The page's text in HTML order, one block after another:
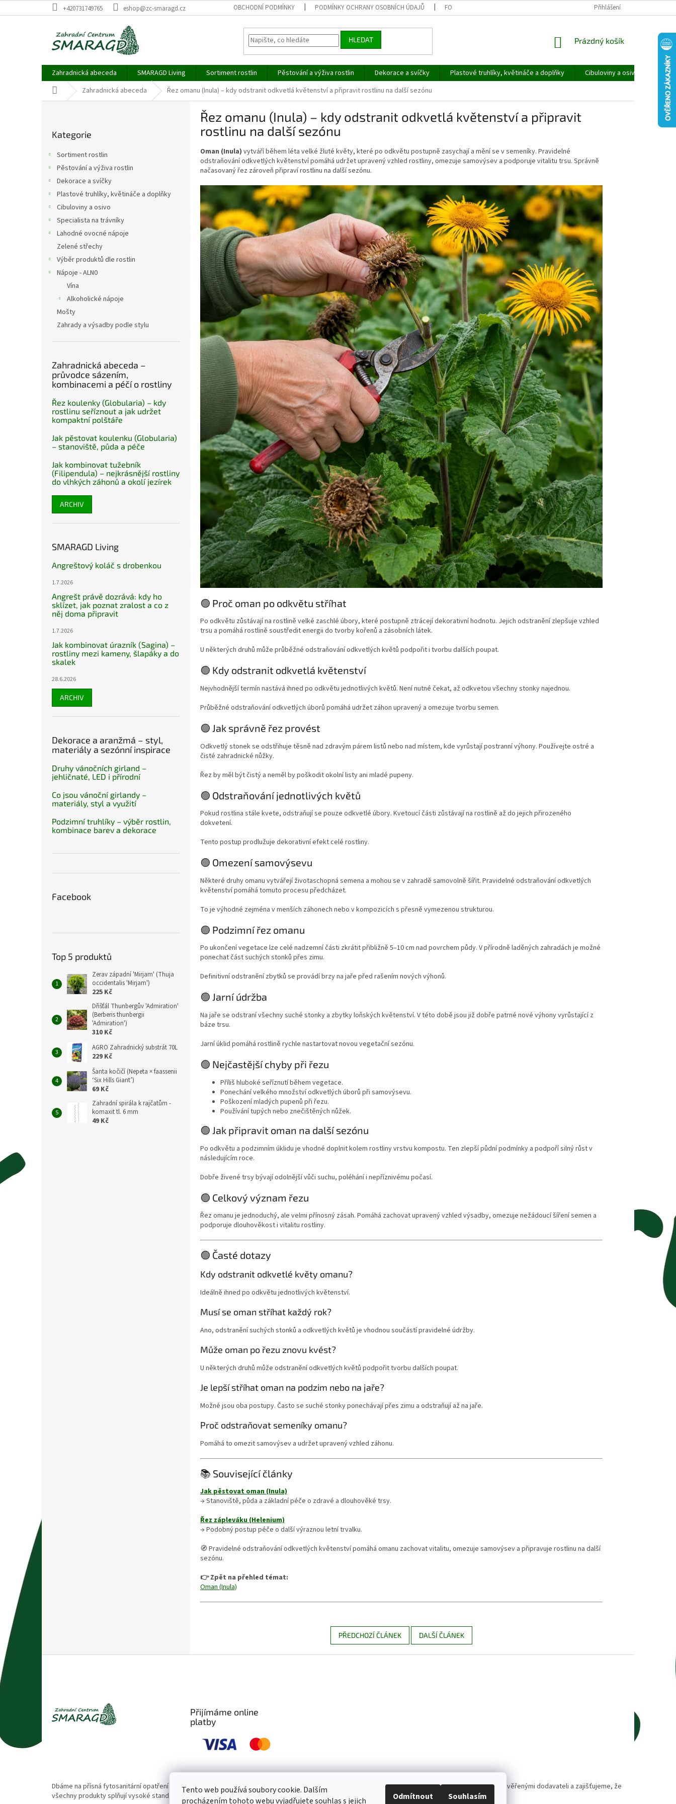
Tento web používá soubory cookie. Dalším
procházením tohoto webu vyjadřujete souhlas s jejich
Odmítnout Souhlasím
na
+420731749765 eshop@zc-smaragd.cz OBCHODNÍ PODMÍNKY PODMÍNKY OCHRANY OSOBNÍCH ÚDAJŮ FORMULÁŘ PRO UPLATNĚNÍ REKLAMACE REKLAMAČNÍ ŘÁD
Přihlášení
HLEDAT
NÁKUPNÍ
Prázdný košík
Zahradnická abeceda SMARAGD Living Sortiment rostlin Pěstování a výživa rostlin Dekorace a svíčky Plastové truhlíky, květináče a doplňky Cibuloviny a osivo
Domů Zahradnická abeceda Řez omanu (Inula) – kdy odstranit odkvetlá květenství a připravit rostlinu na další sezónu
kategorie
Kategorie
Sortiment rostlin
Pěstování a výživa rostlin
Dekorace a svíčky
Plastové truhlíky, květináče a doplňky
Cibuloviny a osivo
Specialista na trávníky
Lahodné ovocné nápoje
Zelené střechy
Výběr produktů dle rostlin
Nápoje - ALN0
Vína
Alkoholické nápoje
Mošty
Zahrady a výsadby podle stylu
Zahradnická abeceda –
průvodce sázením,
kombinacemi a péčí o rostliny
Řez koulenky (Globularia) – kdy
rostlinu seříznout a jak udržet
kompaktní polštáře
Jak pěstovat koulenku (Globularia)
– stanoviště, půda a péče
Jak kombinovat tužebník
(Filipendula) – nejkrásnější rostliny
do vlhkých záhonů a okolí jezírek
ARCHIV
SMARAGD Living
Angreštový koláč s drobenkou
1.7.2026
Angrešt právě dozrává: kdy ho
sklízet, jak poznat zralost a co z
něj doma připravit
1.7.2026
Jak kombinovat úrazník (Sagina) –
rostliny mezi kameny, šlapáky a do
skalek
28.6.2026
ARCHIV
Dekorace a aranžmá – styl,
materiály a sezónní inspirace
Druhy vánočních girland –
jehličnaté, LED i přírodní
Co jsou vánoční girlandy –
materiály, styl a využití
Podzimní truhlíky – výběr rostlin,
kombinace barev a dekorace
Facebook
Top 5 produktů
Zerav západní 'Mirjam' (Thuja
occidentalis 'Mirjam')
225 Kč
Dřišťál Thunbergův 'Admiration'
(Berberis thunbergii
'Admiration')
310 Kč
AGRO Zahradnický substrát 70L
229 Kč
Šanta kočičí (Nepeta × faassenii
‘Six Hills Giant’)
69 Kč
Zahradní spirála k rajčatům -
komaxit tl. 6 mm
49 Kč
Řez omanu (Inula) – kdy odstranit odkvetlá květenství a připravit
rostlinu na další sezónu
Oman (Inula) vytváří během léta velké žluté květy, které po odkvětu postupně zasychají a mění se v semeníky. Pravidelné
odstraňování odkvetlých květenství pomáhá udržet upravený vzhled rostliny, omezuje samovýsev a podporuje vitalitu trsu. Správně
načasovaný řez zároveň připraví rostlinu na další sezónu.
🟢 Proč oman po odkvětu stříhat
Po odkvětu zůstávají na rostlině velké zaschlé úbory, které postupně ztrácejí dekorativní hodnotu. Jejich odstranění zlepšuje vzhled
trsu a pomáhá rostlině soustředit energii do tvorby kořenů a zásobních látek.
U některých druhů může průběžné odstraňování odkvetlých květů podpořit i tvorbu dalších poupat.
🟢 Kdy odstranit odkvetlá květenství
Nejvhodnější termín nastává ihned po odkvětu jednotlivých květů. Není nutné čekat, až odkvetou všechny stonky najednou.
Průběžné odstraňování odkvetlých úborů pomáhá udržet záhon upravený a omezuje tvorbu semen.
🟢 Jak správně řez provést
Odkvetlý stonek se odstřihuje těsně nad zdravým párem listů nebo nad místem, kde vyrůstají postranní výhony. Používejte ostré a
čisté zahradnické nůžky.
Řez by měl být čistý a neměl by poškodit okolní listy ani mladé pupeny.
🟢 Odstraňování jednotlivých květů
Pokud rostlina stále kvete, odstraňují se pouze odkvetlé úbory. Kvetoucí části zůstávají na rostlině až do jejich přirozeného
dokvetení.
Tento postup prodlužuje dekorativní efekt celé rostliny.
🟢 Omezení samovýsevu
Některé druhy omanu vytvářejí životaschopná semena a mohou se v zahradě samovolně šířit. Pravidelné odstraňování odkvetlých
květenství pomáhá tomuto procesu předcházet.
To je výhodné zejména v menších záhonech nebo v kompozicích s přesně vymezenou strukturou.
🟢 Podzimní řez omanu
Po ukončení vegetace lze celé nadzemní části zkrátit přibližně 5–10 cm nad povrchem půdy. V přírodně laděných zahradách je možné
ponechat část suchých stonků přes zimu.
Definitivní odstranění zbytků se provádí brzy na jaře před rašením nových výhonů.
🟢 Jarní údržba
Na jaře se odstraní všechny suché stonky a zbytky loňských květenství. V této době jsou již dobře patrné nové výhony vyrůstající z
báze trsu.
Jarní úklid pomáhá rostlině rychle nastartovat novou vegetační sezónu.
🟢 Nejčastější chyby při řezu
Příliš hluboké seříznutí během vegetace.
Ponechání velkého množství odkvetlých úborů při samovýsevu.
Poškození mladých pupenů při řezu.
Používání tupých nebo znečištěných nůžek.
🟢 Jak připravit oman na další sezónu
Po odkvětu a podzimním úklidu je vhodné doplnit kolem rostliny vrstvu kompostu. Ten zlepší půdní podmínky a podpoří silný růst v
následujícím roce.
Dobře živené trsy bývají odolnější vůči suchu, poléhání i nepříznivému počasí.
🟢 Celkový význam řezu
Řez omanu je jednoduchý, ale velmi přínosný zásah. Pomáhá zachovat upravený vzhled výsadby, omezuje nežádoucí šíření semen a
podporuje dlouhověkost i vitalitu rostliny.
🟢 Časté dotazy
Kdy odstranit odkvetlé květy omanu?
Ideálně ihned po odkvětu jednotlivých květenství.
Musí se oman stříhat každý rok?
Ano, odstranění suchých stonků a odkvetlých květů je vhodnou součástí pravidelné údržby.
Může oman po řezu znovu kvést?
U některých druhů může odstranění odkvetlých květů podpořit tvorbu dalších poupat.
Je lepší stříhat oman na podzim nebo na jaře?
Možné jsou oba postupy. Často se suché stonky ponechávají přes zimu a odstraňují až na jaře.
Proč odstraňovat semeníky omanu?
Pomáhá to omezit samovýsev a udržet upravený vzhled záhonu.
📚 Související články
Jak pěstovat oman (Inula)
→ Stanoviště, půda a základní péče o zdravé a dlouhověké trsy.
Řez zápleváku (Helenium)
→ Podobný postup péče o další výraznou letní trvalku.
🧭 Pravidelné odstraňování odkvetlých květenství pomáhá omanu zachovat vitalitu, omezuje samovýsev a připravuje rostlinu na další
sezónu.
👉 Zpět na přehled témat:
Oman (Inula)
PŘEDCHOZÍ ČLÁNEK DALŠÍ ČLÁNEK
Z
á
p
Přijímáme online
platby
Dbáme na přísná fytosanitární opatření 🌱. Naše rostliny pravidelně kontrolujeme a ošetřujeme, aby byly zdravé a bez škůdců 🐛. Spolupracujeme s prověřenými dodavateli a zajišťujeme, že
všechny produkty splňují vysoké standardy kvality.